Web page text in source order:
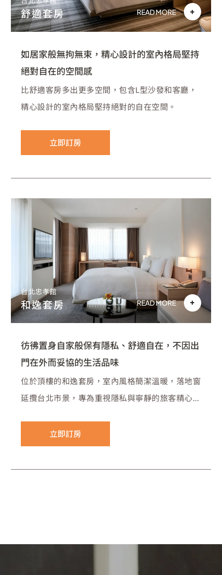
舒適套房 READ MORE
如居家般無拘無束，精心設計的室內格局堅持
絕對自在的空間感
比舒適客房多出更多空間，包含L型沙發和客廳，
精心設計的室內格局堅持絕對的自在空間。
立即訂房
台北忠孝館
和逸套房 READ MORE
彷彿置身自家般保有隱私、舒適自在，不因出
門在外而妥協的生活品味
位於頂樓的和逸套房，室內風格簡潔溫暖，落地窗
延攬台北市景，專為重視隱私與寧靜的旅客精心打
立即訂房